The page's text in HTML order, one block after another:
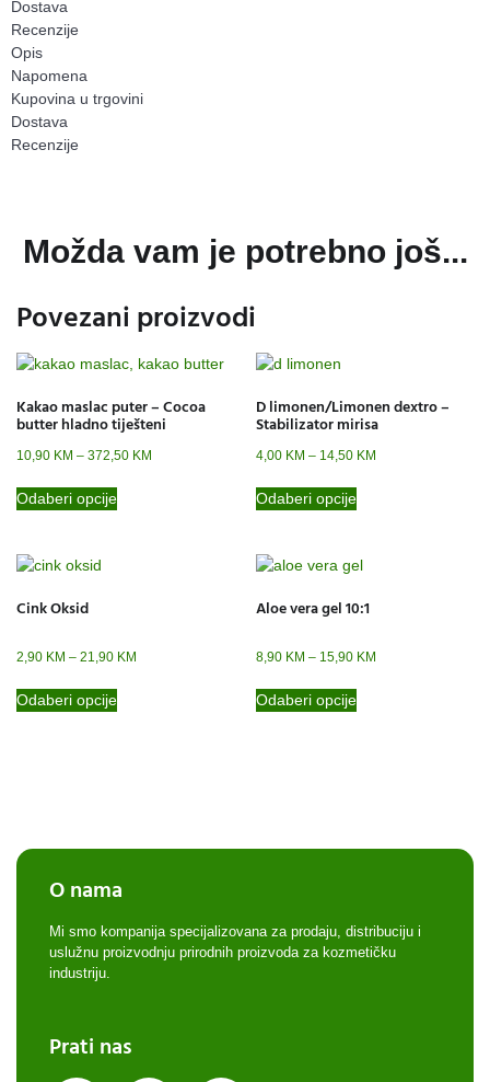
Dostava
Recenzije
Opis
Napomena
Kupovina u trgovini
Dostava
Recenzije
Možda vam je potrebno još...
Povezani proizvodi
Kakao maslac puter – Cocoa
butter hladno tiješteni
10,90 KM – 372,50 KM
Odaberi opcije
D limonen/Limonen dextro –
Stabilizator mirisa
4,00 KM – 14,50 KM
Odaberi opcije
Cink Oksid
2,90 KM – 21,90 KM
Odaberi opcije
Aloe vera gel 10:1
8,90 KM – 15,90 KM
Odaberi opcije
O nama
Mi smo kompanija specijalizovana za prodaju, distribuciju i
uslužnu proizvodnju prirodnih proizvoda za kozmetičku
industriju.
Prati nas